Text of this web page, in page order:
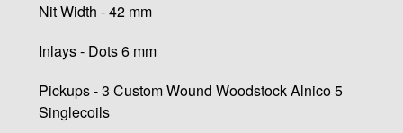
Nit Width - 42 mm
Inlays - Dots 6 mm
Pickups - 3 Custom Wound Woodstock Alnico 5
Singlecoils